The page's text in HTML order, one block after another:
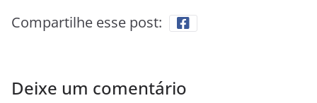
Compartilhe esse post:
Deixe um comentário